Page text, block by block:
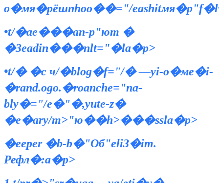
o�мя�рёшnhoо��="/
•t/�aе���an-p"ют �
�3eadin���nlt="�la�p>
•t/� �с ч/�blog�f="/� —yi-o�мe�i-
�rand.ogo.�roanche="na-
bly�="/e�"�,yute-z�
�е�ary/m>"ю��h>���ssla�p>
�eeper �b-b�"Об"eliЗ�im.
Рефл�:a�p>